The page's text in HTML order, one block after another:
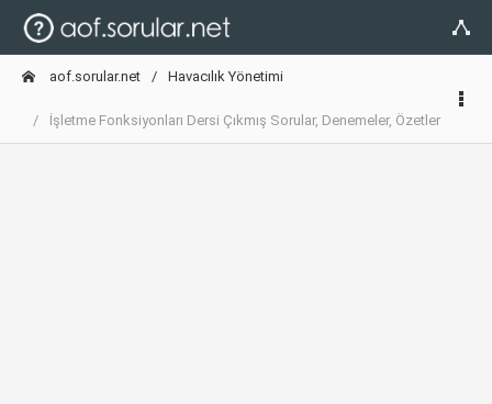
aof.sorular.net Havacılık Yönetimi
İşletme Fonksiyonları Dersi Çıkmış Sorular, Denemeler, Özetler